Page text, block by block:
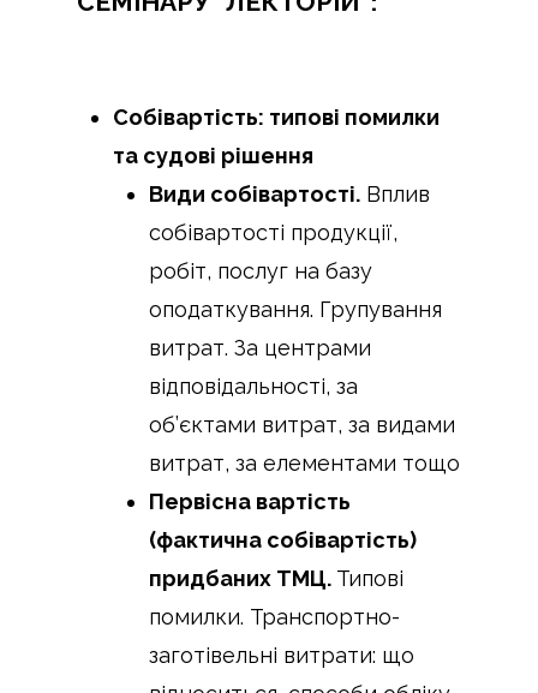
Собівартість: типові помилки
та судові рішення
Види собівартості. Вплив
собівартості продукції,
робіт, послуг на базу
оподаткування. Групування
витрат. За центрами
відповідальності, за
об’єктами витрат, за видами
витрат, за елементами тощо
Первісна вартість
(фактична собівартість)
придбаних ТМЦ. Типові
помилки. Транспортно-
заготівельні витрати: що